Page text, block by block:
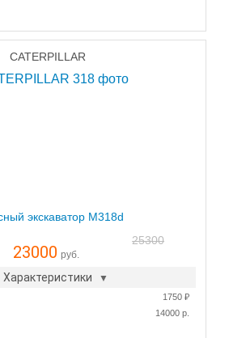
CATERPILLAR
экскаватор M318d
25300
23000 руб.
Характеристики
1750 ₽
14000 р.